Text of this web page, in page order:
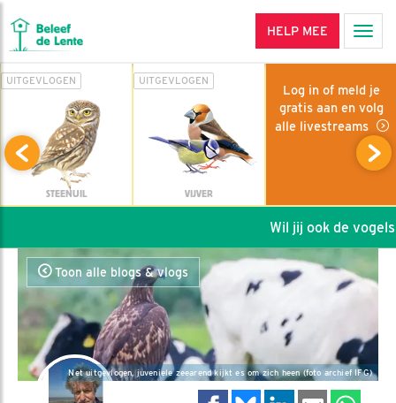
HELP MEE
UITGEVLOGEN
STEENUIL
UITGEVLOGEN
VIJVER
Log in of meld je
gratis aan en volg
alle livestreams
Wil jij ook de vogels
Toon alle blogs & vlogs
Net uitgevlogen, juveniele zeearend kijkt es om zich heen (foto archief IFG)